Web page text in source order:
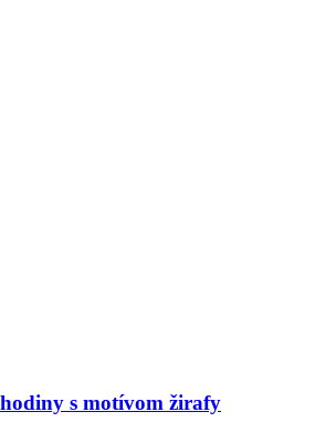
hodiny s motívom žirafy